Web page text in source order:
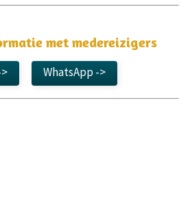
met medereizigers
WhatsApp ->